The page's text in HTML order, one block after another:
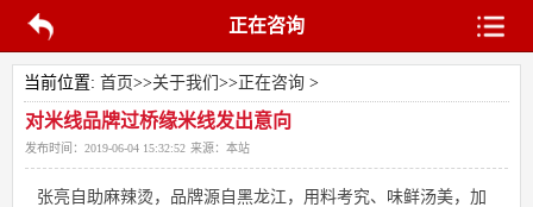
正在咨询
当前位置: 首页>>关于我们 >>正在咨询>
对米线品牌过桥缘米线发出意向
发布时间： 2019-06-04 15:32:52 来源： 本站
张亮自助麻辣烫，品牌源自黑龙江，用料考究、味鲜汤美，加